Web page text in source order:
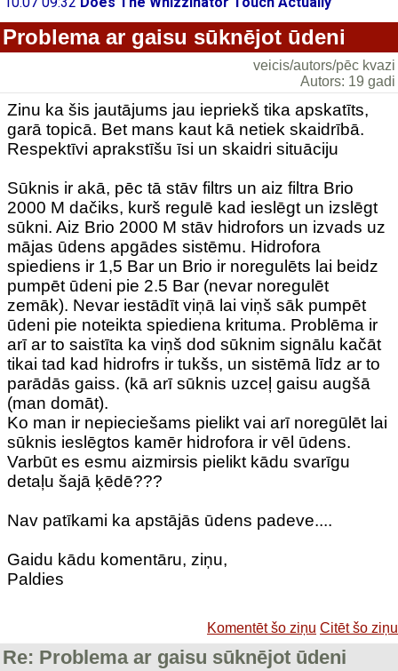
Problema ar gaisu sūknējot ūdeni
veicis/autors/pēc kvazi
Autors: 19 gadi
Zinu ka šis jautājums jau iepriekš tika apskatīts,
garā topicā. Bet mans kaut kā netiek skaidrībā.
Respektīvi aprakstīšu īsi un skaidri situāciju
Sūknis ir akā, pēc tā stāv filtrs un aiz filtra Brio
2000 M dačiks, kurš regulē kad ieslēgt un izslēgt
sūkni. Aiz Brio 2000 M stāv hidrofors un izvads uz
mājas ūdens apgādes sistēmu. Hidrofora
spiediens ir 1,5 Bar un Brio ir noregulēts lai beidz
pumpēt ūdeni pie 2.5 Bar (nevar noregulēt
zemāk). Nevar iestādīt viņā lai viņš sāk pumpēt
ūdeni pie noteikta spiediena krituma. Problēma ir
arī ar to saistīta ka viņš dod sūknim signālu kačāt
tikai tad kad hidrofrs ir tukšs, un sistēmā līdz ar to
parādās gaiss. (kā arī sūknis uzceļ gaisu augšā
(man domāt).
Ko man ir nepieciešams pielikt vai arī noregūlēt lai
sūknis ieslēgtos kamēr hidrofora ir vēl ūdens.
Varbūt es esmu aizmirsis pielikt kādu svarīgu
detaļu šajā ķēdē???
Nav patīkami ka apstājās ūdens padeve....
Gaidu kādu komentāru, ziņu,
Paldies
Komentēt šo ziņu Citēt šo ziņu
Re: Problema ar gaisu sūknējot ūdeni